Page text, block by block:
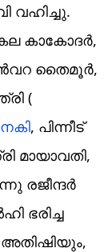
വഹിച്ചു.
കാകോദർ,
തൈമൂർ,
(
, പിന്നീട്
മായാവതി,
രജീന്ദർ
ഭരിച്ച
അതിഷിയും,